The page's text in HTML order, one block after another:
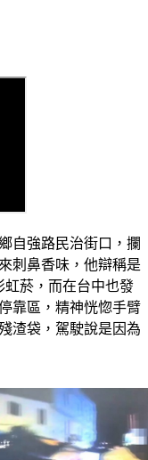
自強路民治街口，攔
刺鼻香味，他辯稱是
虹菸，而在台中也發
靠區，精神恍惚手臂
渣袋，駕駛說是因為